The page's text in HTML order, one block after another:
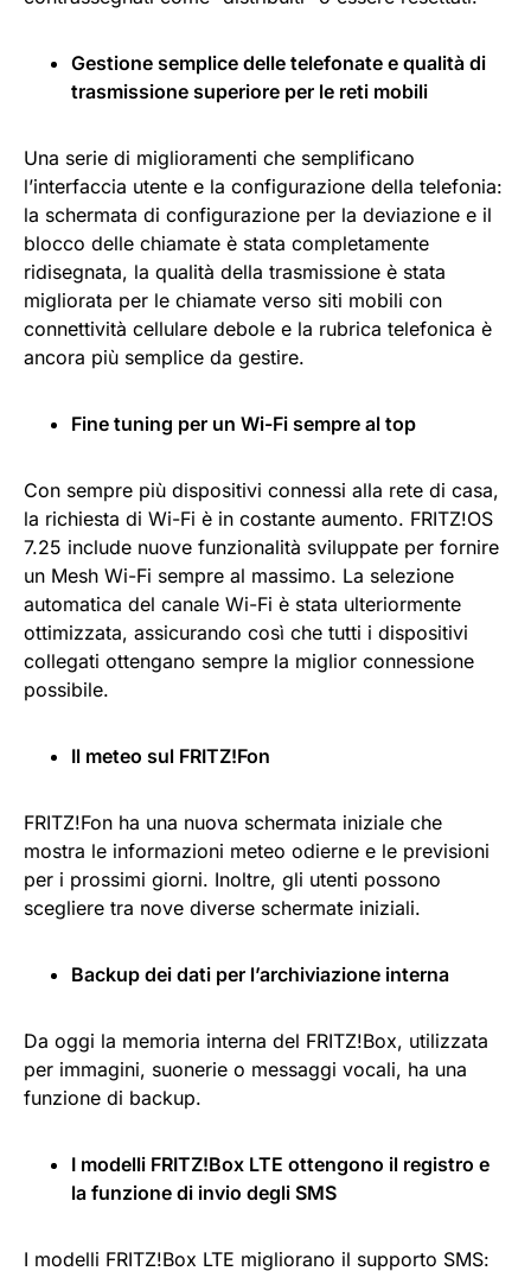
Gestione semplice delle telefonate e qualità di
trasmissione superiore per le reti mobili
Una serie di miglioramenti che semplificano
l’interfaccia utente e la configurazione della telefonia:
la schermata di configurazione per la deviazione e il
blocco delle chiamate è stata completamente
ridisegnata, la qualità della trasmissione è stata
migliorata per le chiamate verso siti mobili con
connettività cellulare debole e la rubrica telefonica è
ancora più semplice da gestire.
Fine tuning per un Wi-Fi sempre al top
Con sempre più dispositivi connessi alla rete di casa,
la richiesta di Wi-Fi è in costante aumento. FRITZ!OS
7.25 include nuove funzionalità sviluppate per fornire
un Mesh Wi-Fi sempre al massimo. La selezione
automatica del canale Wi-Fi è stata ulteriormente
ottimizzata, assicurando così che tutti i dispositivi
collegati ottengano sempre la miglior connessione
possibile.
Il meteo sul FRITZ!Fon
FRITZ!Fon ha una nuova schermata iniziale che
mostra le informazioni meteo odierne e le previsioni
per i prossimi giorni. Inoltre, gli utenti possono
scegliere tra nove diverse schermate iniziali.
Backup dei dati per l’archiviazione interna
Da oggi la memoria interna del FRITZ!Box, utilizzata
per immagini, suonerie o messaggi vocali, ha una
funzione di backup.
I modelli FRITZ!Box LTE ottengono il registro e
la funzione di invio degli SMS
I modelli FRITZ!Box LTE migliorano il supporto SMS: